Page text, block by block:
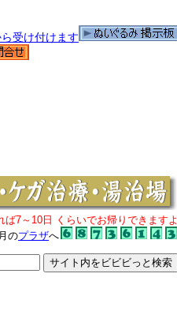
ば7～10日 くらいでお帰りできますよ
のプラザへ